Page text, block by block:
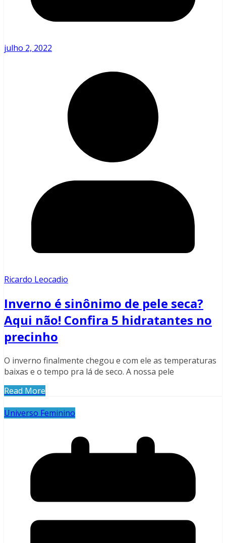
julho 2, 2022
Ricardo Leocadio
Inverno é sinônimo de pele seca?
Aqui não! Confira 5 hidratantes no
precinho
O inverno finalmente chegou e com ele as temperaturas
baixas e o tempo pra lá de seco. A nossa pele
Read More
Universo Feminino